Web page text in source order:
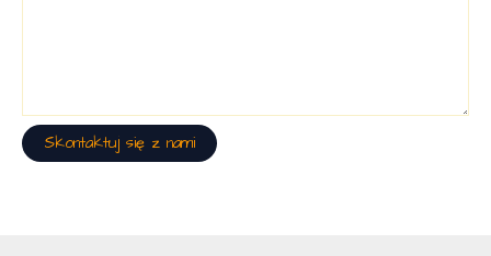
Skontaktuj się z nami